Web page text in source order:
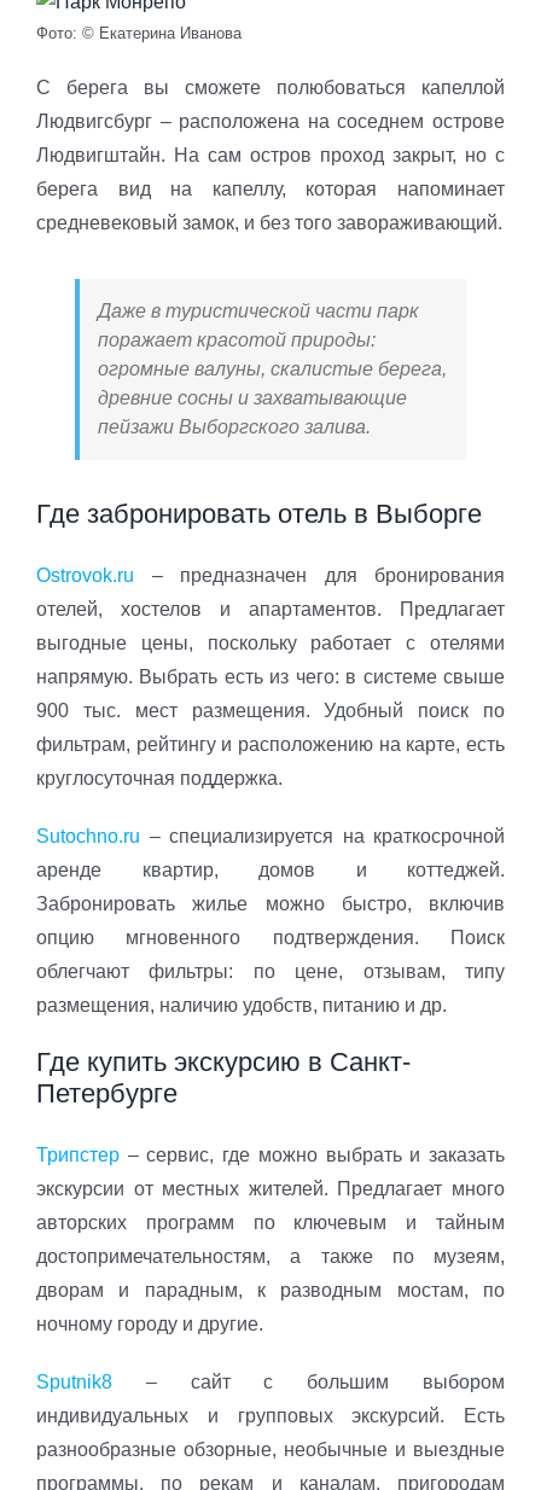
Фото: © Екатерина Иванова
С берега вы сможете полюбоваться капеллой
Людвигсбург – расположена на соседнем острове
Людвигштайн. На сам остров проход закрыт, но с
берега вид на капеллу, которая напоминает
средневековый замок, и без того завораживающий.
Даже в туристической части парк
поражает красотой природы:
огромные валуны, скалистые берега,
древние сосны и захватывающие
пейзажи Выборгского залива.
Где забронировать отель в Выборге
Ostrovok.ru – предназначен для бронирования
отелей, хостелов и апартаментов. Предлагает
выгодные цены, поскольку работает с отелями
напрямую. Выбрать есть из чего: в системе свыше
900 тыс. мест размещения. Удобный поиск по
фильтрам, рейтингу и расположению на карте, есть
круглосуточная поддержка.
Sutochno.ru – специализируется на краткосрочной
аренде квартир, домов и коттеджей.
Забронировать жилье можно быстро, включив
опцию мгновенного подтверждения. Поиск
облегчают фильтры: по цене, отзывам, типу
размещения, наличию удобств, питанию и др.
Где купить экскурсию в Санкт-
Петербурге
Трипстер – сервис, где можно выбрать и заказать
экскурсии от местных жителей. Предлагает много
авторских программ по ключевым и тайным
достопримечательностям, а также по музеям,
дворам и парадным, к разводным мостам, по
ночному городу и другие.
Sputnik8 – сайт с большим выбором
индивидуальных и групповых экскурсий. Есть
разнообразные обзорные, необычные и выездные
программы, по рекам и каналам, пригородам